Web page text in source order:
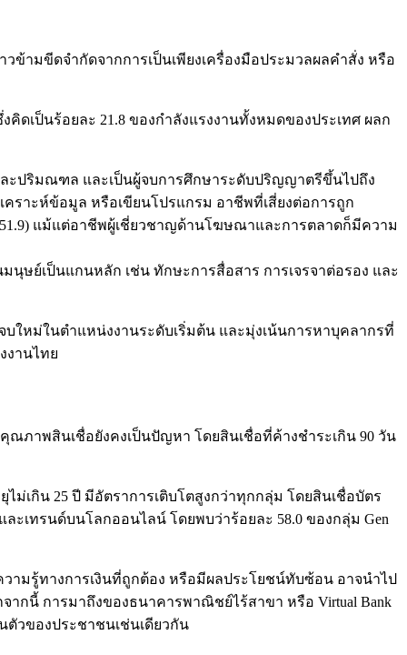
ข้ามขีดจำกัดจากการเป็นเพียงเครื่องมือประมวลผลคำสั่ง หรือ
คิดเป็นร้อยละ 21.8 ของกำลังแรงงานทั้งหมดของประเทศ ผลก
ะปริมณฑล และเป็นผู้จบการศึกษาระดับปริญญาตรีขึ้นไปถึง
ราะห์ข้อมูล หรือเขียนโปรแกรม อาชีพที่เสี่ยงต่อการถูก
51.9) แม้แต่อาชีพผู้เชี่ยวชาญด้านโฆษณาและการตลาดก็มีความ
ษย์เป็นแกนหลัก เช่น ทักษะการสื่อสาร การเจรจาต่อรอง และ
ใหม่ในตำแหน่งงานระดับเริ่มต้น และมุ่งเน้นการหาบุคลากรที่
งานไทย
ณภาพสินเชื่อยังคงเป็นปัญหา โดยสินเชื่อที่ค้างชำระเกิน 90 วัน
เกิน 25 ปี มีอัตราการเติบโตสูงกว่าทุกกลุ่ม โดยสินเชื่อบัตร
เทรนด์บนโลกออนไลน์ โดยพบว่าร้อยละ 58.0 ของกลุ่ม Gen
ามรู้ทางการเงินที่ถูกต้อง หรือมีผลประโยชน์ทับซ้อน อาจนำไป
ากนี้ การมาถึงของธนาคารพาณิชย์ไร้สาขา หรือ Virtual Bank
ตัวของประชาชนเช่นเดียวกัน